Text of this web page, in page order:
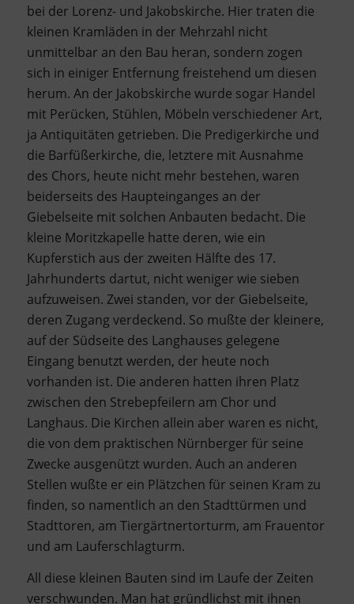
bei der Lorenz- und Jakobskirche. Hier traten die
kleinen Kramläden in der Mehrzahl nicht
unmittelbar an den Bau heran, sondern zogen
sich in einiger Entfernung freistehend um diesen
herum. An der Jakobskirche wurde sogar Handel
mit Perücken, Stühlen, Möbeln verschiedener Art,
ja Antiquitäten getrieben. Die Predigerkirche und
die Barfüßerkirche, die, letztere mit Ausnahme
des Chors, heute nicht mehr bestehen, waren
beiderseits des Haupteinganges an der
Giebelseite mit solchen Anbauten bedacht. Die
kleine Moritzkapelle hatte deren, wie ein
Kupferstich aus der zweiten Hälfte des 17.
Jahrhunderts dartut, nicht weniger wie sieben
aufzuweisen. Zwei standen, vor der Giebelseite,
deren Zugang verdeckend. So mußte der kleinere,
auf der Südseite des Langhauses gelegene
Eingang benutzt werden, der heute noch
vorhanden ist. Die anderen hatten ihren Platz
zwischen den Strebepfeilern am Chor und
Langhaus. Die Kirchen allein aber waren es nicht,
die von dem praktischen Nürnberger für seine
Zwecke ausgenützt wurden. Auch an anderen
Stellen wußte er ein Plätzchen für seinen Kram zu
finden, so namentlich an den Stadttürmen und
Stadttoren, am Tiergärtnertorturm, am Frauentor
und am Lauferschlagturm.
All diese kleinen Bauten sind im Laufe der Zeiten
verschwunden. Man hat gründlichst mit ihnen